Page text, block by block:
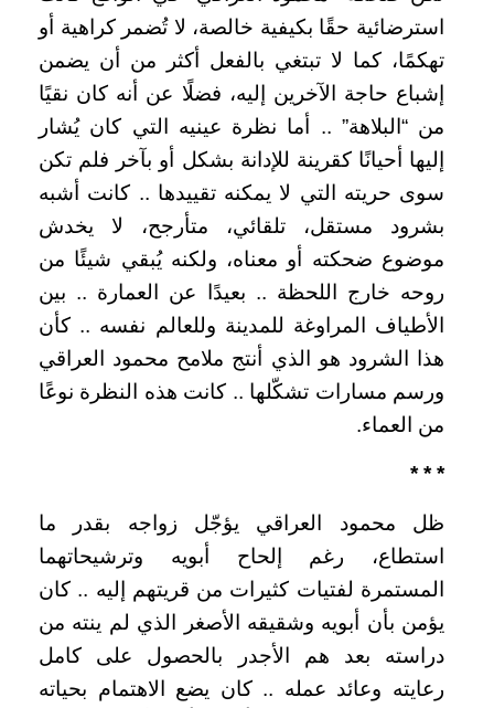
استرضائية حقًا بكيفية خالصة، لا تُضمر كراهية أو
تهكمًا، كما لا تبتغي بالفعل أكثر من أن يضمن
إشباع حاجة الآخرين إليه، فضلًا عن أنه كان نقيًا
من “البلاهة” .. أما نظرة عينيه التي كان يُشار
إليها أحيانًا كقرينة للإدانة بشكل أو بآخر فلم تكن
سوى حريته التي لا يمكنه تقييدها .. كانت أشبه
بشرود مستقل، تلقائي، متأرجح، لا يخدش
موضوع ضحكته أو معناه، ولكنه يُبقي شيئًا من
روحه خارج اللحظة .. بعيدًا عن العمارة .. بين
الأطياف المراوغة للمدينة وللعالم نفسه .. كأن
هذا الشرود هو الذي أنتج ملامح محمود العراقي
ورسم مسارات تشكّلها .. كانت هذه النظرة نوعًا
من العماء.
* * *
ظل محمود العراقي يؤجّل زواجه بقدر ما
استطاع، رغم إلحاح أبويه وترشيحاتهما
المستمرة لفتيات كثيرات من قريتهم إليه .. كان
يؤمن بأن أبويه وشقيقه الأصغر الذي لم ينته من
دراسته بعد هم الأجدر بالحصول على كامل
رعايته وعائد عمله .. كان يضع الاهتمام بحياته